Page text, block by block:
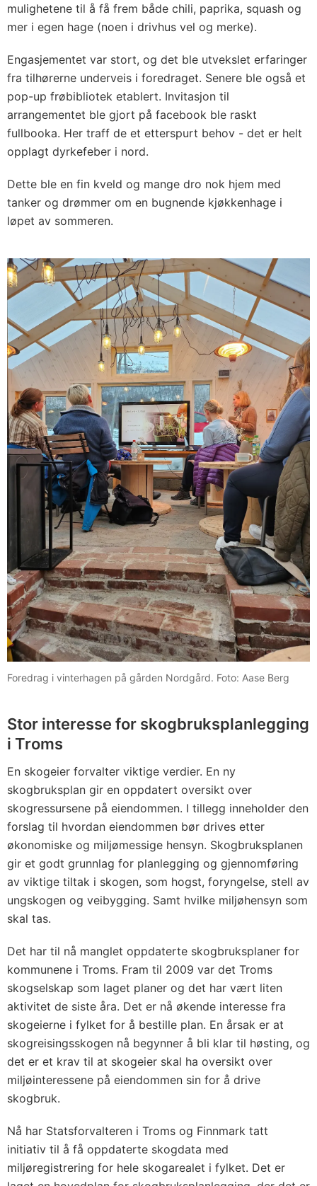
mulighetene til å få frem både chili, paprika, squash og
mer i egen hage (noen i drivhus vel og merke).
Engasjementet var stort, og det ble utvekslet erfaringer
fra tilhørerne underveis i foredraget. Senere ble også et
pop-up frøbibliotek etablert. Invitasjon til
arrangementet ble gjort på facebook ble raskt
fullbooka. Her traff de et etterspurt behov - det er helt
opplagt dyrkefeber i nord.
Dette ble en fin kveld og mange dro nok hjem med
tanker og drømmer om en bugnende kjøkkenhage i
løpet av sommeren.
Foredrag i vinterhagen på gården Nordgård. Foto: Aase Berg
Stor interesse for skogbruksplanlegging
i Troms
En skogeier forvalter viktige verdier. En ny
skogbruksplan gir en oppdatert oversikt over
skogressursene på eiendommen. I tillegg inneholder den
forslag til hvordan eiendommen bør drives etter
økonomiske og miljømessige hensyn. Skogbruksplanen
gir et godt grunnlag for planlegging og gjennomføring
av viktige tiltak i skogen, som hogst, foryngelse, stell av
ungskogen og veibygging. Samt hvilke miljøhensyn som
skal tas.
Det har til nå manglet oppdaterte skogbruksplaner for
kommunene i Troms. Fram til 2009 var det Troms
skogselskap som laget planer og det har vært liten
aktivitet de siste åra. Det er nå økende interesse fra
skogeierne i fylket for å bestille plan. En årsak er at
skogreisingsskogen nå begynner å bli klar til høsting, og
det er et krav til at skogeier skal ha oversikt over
miljøinteressene på eiendommen sin for å drive
skogbruk.
Nå har Statsforvalteren i Troms og Finnmark tatt
initiativ til å få oppdaterte skogdata med
miljøregistrering for hele skogarealet i fylket. Det er